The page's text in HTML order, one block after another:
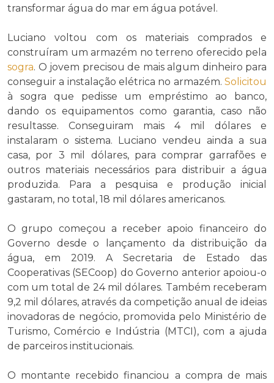
transformar água do mar em água potável.
Luciano voltou com os materiais comprados e
construíram um armazém no terreno oferecido pela
sogra. O jovem precisou de mais algum dinheiro para
conseguir a instalação elétrica no armazém. Solicitou
à sogra que pedisse um empréstimo ao banco,
dando os equipamentos como garantia, caso não
resultasse. Conseguiram mais 4 mil dólares e
instalaram o sistema. Luciano vendeu ainda a sua
casa, por 3 mil dólares, para comprar garrafões e
outros materiais necessários para distribuir a água
produzida. Para a pesquisa e produção inicial
gastaram, no total, 18 mil dólares americanos.
O grupo começou a receber apoio financeiro do
Governo desde o lançamento da distribuição da
água, em 2019. A Secretaria de Estado das
Cooperativas (SECoop) do Governo anterior apoiou-o
com um total de 24 mil dólares. Também receberam
9,2 mil dólares, através da competição anual de ideias
inovadoras de negócio, promovida pelo Ministério de
Turismo, Comércio e Indústria (MTCI), com a ajuda
de parceiros institucionais.
O montante recebido financiou a compra de mais